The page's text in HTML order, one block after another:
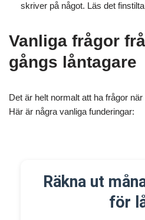
skriver på något. Läs det
Vanliga frågor
gångs låntagare
Det är helt normalt att ha frågor
Här är några vanliga funderingar:
Räkna ut
för